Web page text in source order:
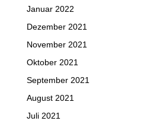
Januar 2022
Dezember 2021
November 2021
Oktober 2021
September 2021
August 2021
Juli 2021